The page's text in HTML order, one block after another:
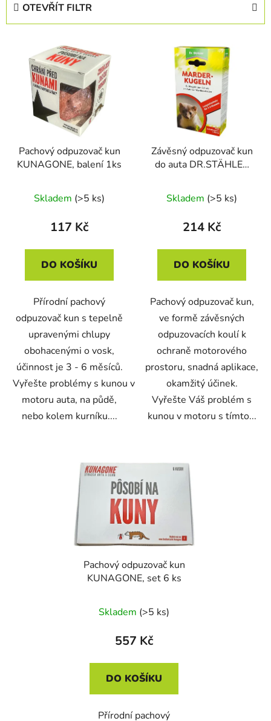
OTEVŘÍT FILTR
Pachový odpuzovač kun
KUNAGONE, balení 1ks
Skladem (>5 ks)
117 Kč
DO KOŠÍKU
Přírodní pachový
odpuzovač kun s tepelně
upravenými chlupy
obohacenými o vosk,
účinnost je 3 - 6 měsíců.
Vyřešte problémy s kunou v
motoru auta, na půdě,
nebo kolem kurníku....
Závěsný odpuzovač kun
do auta DR.STÄHLER
Skladem (>5 ks)
214 Kč
DO KOŠÍKU
Pachový odpuzovač kun,
ve formě závěsných
odpuzovacích koulí k
ochraně motorového
prostoru, snadná aplikace,
okamžitý účinek.
Vyřešte Váš problém s
kunou v motoru s tímto...
Pachový odpuzovač kun
KUNAGONE, set 6 ks
Skladem (>5 ks)
557 Kč
DO KOŠÍKU
Přírodní pachový